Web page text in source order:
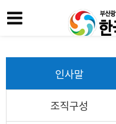
인사말
조직구성